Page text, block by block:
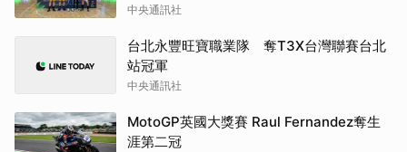
中央通訊社
台北永豐旺寶職業隊 奪T3X台灣聯賽台北
站冠軍
中央通訊社
MotoGP英國大獎賽 Raul Fernandez奪生
涯第二冠